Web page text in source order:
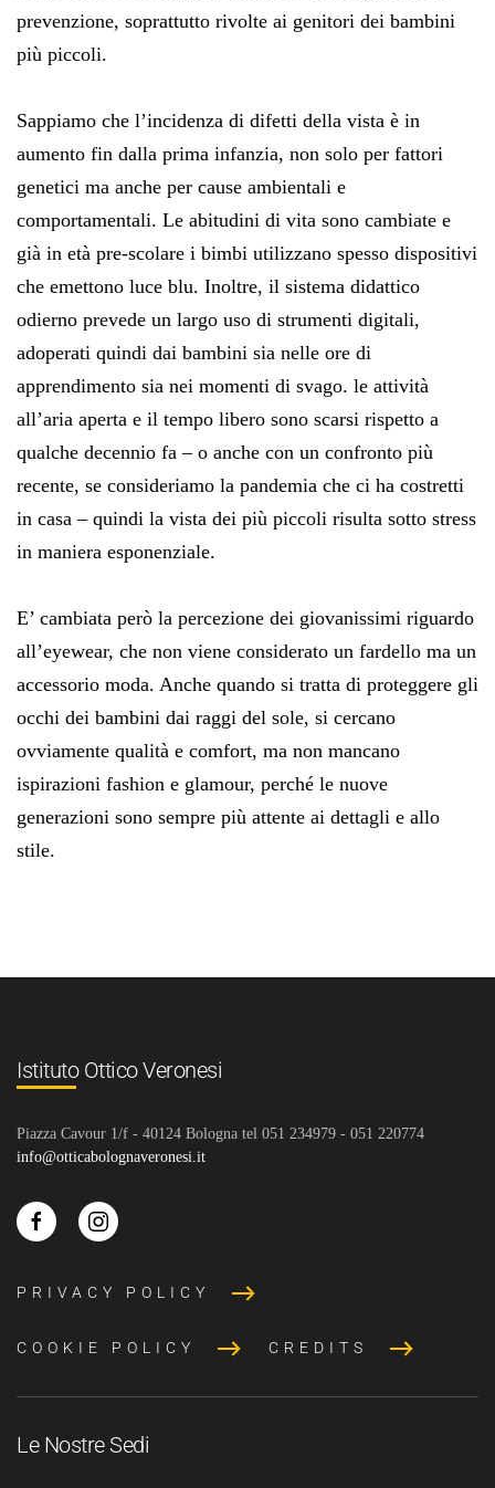
prevenzione, soprattutto rivolte ai genitori dei bambini
più piccoli.
Sappiamo che l’incidenza di difetti della vista è in
aumento fin dalla prima infanzia, non solo per fattori
genetici ma anche per cause ambientali e
comportamentali. Le abitudini di vita sono cambiate e
già in età pre-scolare i bimbi utilizzano spesso dispositivi
che emettono luce blu. Inoltre, il sistema didattico
odierno prevede un largo uso di strumenti digitali,
adoperati quindi dai bambini sia nelle ore di
apprendimento sia nei momenti di svago. le attività
all’aria aperta e il tempo libero sono scarsi rispetto a
qualche decennio fa – o anche con un confronto più
recente, se consideriamo la pandemia che ci ha costretti
in casa – quindi la vista dei più piccoli risulta sotto stress
in maniera esponenziale.
E’ cambiata però la percezione dei giovanissimi riguardo
all’eyewear, che non viene considerato un fardello ma un
accessorio moda. Anche quando si tratta di proteggere gli
occhi dei bambini dai raggi del sole, si cercano
ovviamente qualità e comfort, ma non mancano
ispirazioni fashion e glamour, perché le nuove
generazioni sono sempre più attente ai dettagli e allo
stile.
Istituto Ottico Veronesi
Piazza Cavour 1/f - 40124 Bologna tel 051 234979 - 051 220774
info@otticabolognaveronesi.it
PRIVACY POLICY
COOKIE POLICY CREDITS
Le Nostre Sedi